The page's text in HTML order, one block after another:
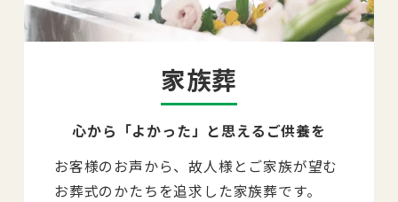
家族葬
心から「よかった」と思えるご供養を
お客様のお声から、故人様とご家族が望む
お葬式のかたちを追求した家族葬です。